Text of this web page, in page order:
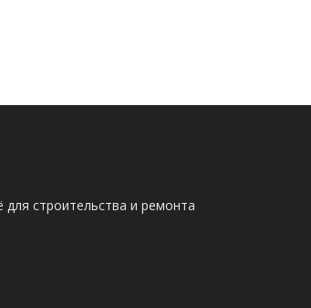
для строительства и ремонта